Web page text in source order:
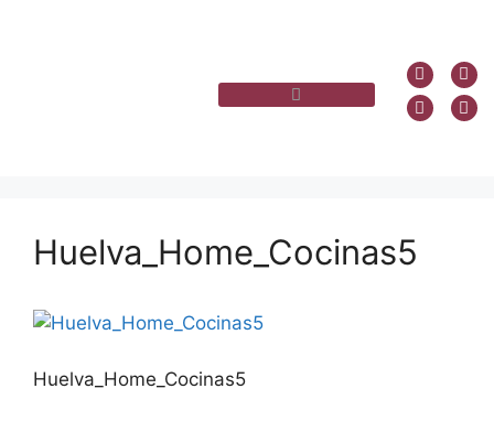
Huelva_Home_Cocinas5
Huelva_Home_Cocinas5